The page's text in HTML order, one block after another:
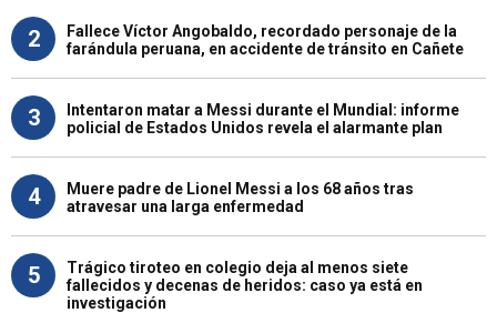
2
Fallece Víctor Angobaldo, recordado personaje de la
farándula peruana, en accidente de tránsito en Cañete
3
Intentaron matar a Messi durante el Mundial: informe
policial de Estados Unidos revela el alarmante plan
4
Muere padre de Lionel Messi a los 68 años tras
atravesar una larga enfermedad
5
Trágico tiroteo en colegio deja al menos siete
fallecidos y decenas de heridos: caso ya está en
investigación